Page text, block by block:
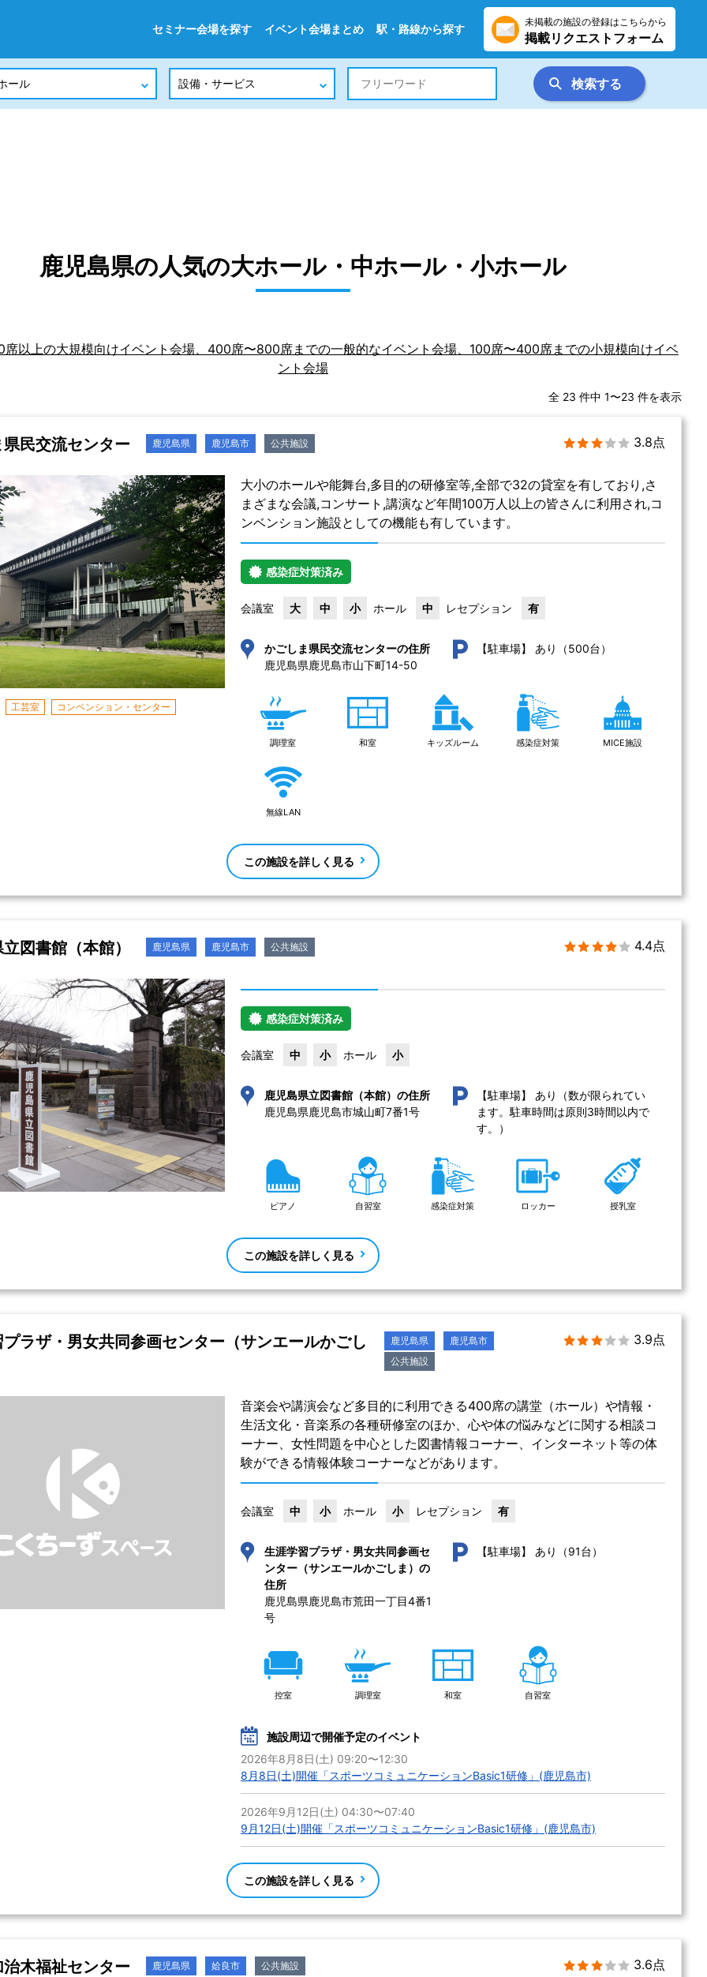
セミナー会場を探す イベント会場まとめ 駅・路線から探す
未掲載の施設の登録はこちらから
掲載リクエストフォーム
検索する
鹿児島県の人気の大ホール・中ホール・小ホール
以上の大規模向けイベント会場、400席〜800席までの一般的なイベント会場、100席〜400席までの小規模向けイベ
ント会場
全 23 件中 1〜23 件を表示
民交流センター 鹿児島県 鹿児島市 公共施設 3.8点
工芸室 コンベンション・センター
大小のホールや能舞台,多目的の研修室等,全部で32の貸室を有しており,さ
まざまな会議,コンサート,講演など年間100万人以上の皆さんに利用され,コ
ンベンション施設としての機能も有しています。
感染症対策済み
会議室 大 中 小 ホール 中 レセプション 有
かごしま県民交流センターの住所
鹿児島県鹿児島市山下町14-50
【駐車場】 あり（500台）
調理室 和室 キッズルーム 感染症対策 MICE施設
無線LAN
この施設を詳しく見る
図書館（本館） 鹿児島県 鹿児島市 公共施設 4.4点
感染症対策済み
会議室 中 小 ホール 小
鹿児島県立図書館（本館）の住所
鹿児島県鹿児島市城山町7番1号
【駐車場】
あり（数が限られてい
ます。駐車時間は原則3時間以内で
す。）
ピアノ 自習室 感染症対策 ロッカー 授乳室
この施設を詳しく見る
ラザ・男女共同参画センター（サンエールかごし 鹿児島県
鹿児島市
公共施設
3.9点
音楽会や講演会など多目的に利用できる400席の講堂（ホール）や情報・
生活文化・音楽系の各種研修室のほか、心や体の悩みなどに関する相談コ
ーナー、女性問題を中心とした図書情報コーナー、インターネット等の体
験ができる情報体験コーナーなどがあります。
会議室 中 小 ホール 小 レセプション 有
生涯学習プラザ・男女共同参画セ
ンター（サンエールかごしま）の
住所
鹿児島県鹿児島市荒田一丁目4番1
号
【駐車場】 あり（91台）
控室 調理室 和室 自習室
施設周辺で開催予定のイベント
2026年8月8日(土) 09:20〜12:30
8月8日(土)開催「スポーツコミュニケーションBasic1研修」(鹿児島市)
2026年9月12日(土) 04:30〜07:40
9月12日(土)開催「スポーツコミュニケーションBasic1研修」(鹿児島市)
この施設を詳しく見る
木福祉センター 鹿児島県 姶良市 公共施設 3.6点